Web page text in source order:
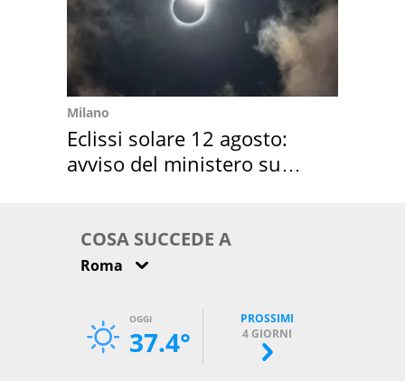
Milano
Eclissi solare 12 agosto:
avviso del ministero su